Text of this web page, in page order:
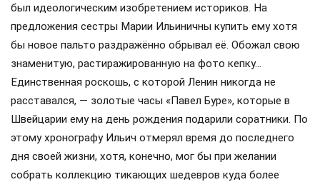
был идеологическим изобретением историков. На
предложения сестры Марии Ильиничны купить ему хотя
бы новое пальто раздражённо обрывал её. Обожал свою
знаменитую, растиражированную на фото кепку…
Единственная роскошь, с которой Ленин никогда не
расставался, — золотые часы «Павел Буре», которые в
Швейцарии ему на день рождения подарили соратники. По
этому хронографу Ильич отмерял время до последнего
дня своей жизни, хотя, конечно, мог бы при желании
собрать коллекцию тикающих шедевров куда более